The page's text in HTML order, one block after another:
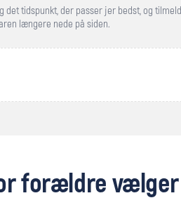
det tidspunkt, der passer jer bedst, og
længere nede på siden.
forældre vælger